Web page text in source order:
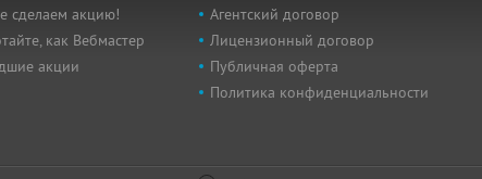
сделаем акцию!
как Вебмастер
акции
Агентский договор
Лицензионный договор
Публичная оферта
Политика конфиденциальности